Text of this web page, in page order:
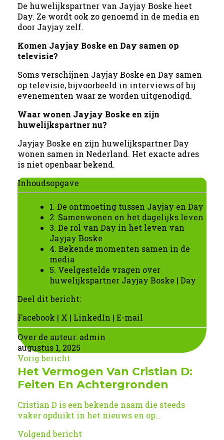
De huwelijkspartner van Jayjay Boske heet
Day. Ze wordt ook zo genoemd in de media en
door Jayjay zelf.
Komen Jayjay Boske en Day samen op
televisie?
Soms verschijnen Jayjay Boske en Day samen
op televisie, bijvoorbeeld in interviews of bij
evenementen waar ze worden uitgenodigd.
Waar wonen Jayjay Boske en zijn
huwelijkspartner nu?
Jayjay Boske en zijn huwelijkspartner Day
wonen samen in Nederland. Het exacte adres
is niet openbaar bekend.
Inhoudsopgave
1. De ontmoeting tussen Jayjay en Day
2. Samenwonen en het dagelijks leven
3. De rol van Day in het leven van
Jayjay Boske
4. Bekende momenten samen in de
media
5. Veelgestelde vragen over
huwelijkspartner Jayjay Boske | Day
Deel dit bericht:
Facebook | X | LinkedIn | E-mail
Over de auteur: admin
augustus 1, 2025
Vorig bericht
Het Vermogen Van Cristian D:
Feiten En Achtergronden
Cristian D is een bekende naam die steeds
vaker opduikt in het nieuws en op…
Volgend bericht